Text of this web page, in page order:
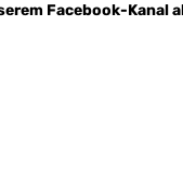
Facebook-Kanal